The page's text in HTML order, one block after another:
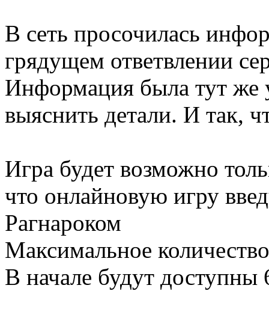
В сеть просочилась
грядущем ответвлении
Информация была тут же
выяснить детали. И так,
Игра будет возможно
что онлайновую игру
Рагнароком
Максимальное
В начале будут